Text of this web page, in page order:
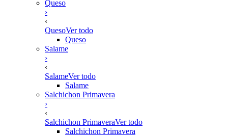
Queso
›
‹
QuesoVer todo
Queso
Salame
›
‹
SalameVer todo
Salame
Salchichon Primavera
›
‹
Salchichon PrimaveraVer todo
Salchichon Primavera